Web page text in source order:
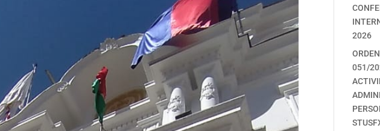
2026
051/